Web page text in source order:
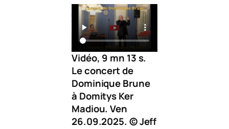
Vidéo, 9 mn 13 s.
Le concert de
Dominique Brune
à Domitys Ker
Madiou. Ven
26.09.2025. © Jeff